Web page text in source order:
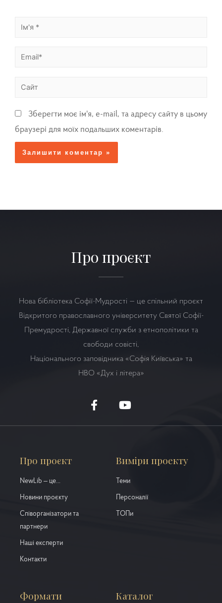
Зберегти моє ім'я, e-mail, та адресу сайту в цьому
браузері для моїх подальших коментарів.
Про проєкт
Нова бібліотека Софії-Мудрості — це спільний проєкт
Відкритого православного університету Святої Софії-
Премудрості, Державної служби з етнополітики та
свободи совісті,
Національного заповідника «Софія Київська» та
НВО «Дух і літера»
Про проєкт
NewLib – це...
Новини проєкту
Співорганізатори та
партнери
Наші експерти
Контакти
Виміри проекту
Теми
Персоналії
ТОПи
Формати Каталог